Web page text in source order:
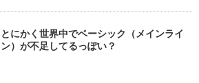
とにかく世界中でベーシック（メインライ
ン）が不足してるっぽい？